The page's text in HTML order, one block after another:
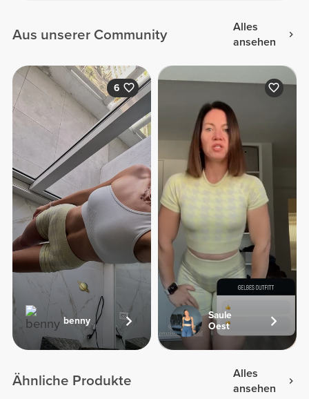
Aus unserer Community
Alles
ansehen
6
benny
Saule
Oest
Ähnliche Produkte
Alles
ansehen